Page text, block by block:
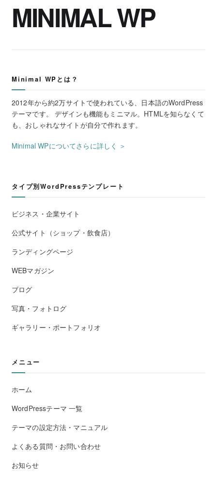
MINIMAL WP
Minimal WPとは？
2012年から約2万サイトで使われている、日本語のWordPress
テーマです。 デザインも機能もミニマル。HTMLを知らなくて
も、おしゃれなサイトが自分で作れます。
Minimal WPについてさらに詳しく ＞
タイプ別WordPressテンプレート
ビジネス・企業サイト
公式サイト（ショップ・飲食店）
ランディングページ
WEBマガジン
ブログ
写真・フォトログ
ギャラリー・ポートフォリオ
メニュー
ホーム
WordPressテーマ 一覧
テーマの設定方法・マニュアル
よくある質問・お問い合わせ
お知らせ